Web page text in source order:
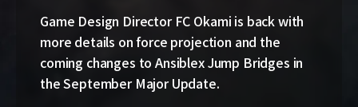
Game Design Director FC Okami is back with
more details on force projection and the
coming changes to Ansiblex Jump Bridges in
the September Major Update.
Cradle of War, the new expansion for EVE
Online, is live, bringing Military Campaigns,
titles and achievements, a new starter space